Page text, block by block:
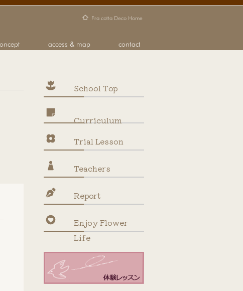
School Top
Curriculum
Trial Lesson
Teachers
Report
Enjoy Flower
Life